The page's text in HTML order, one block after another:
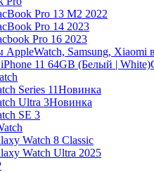
Pro 13 M2 2022
Pro 14 2023
Pro 16 2023
Series 11Новинка
Ultra 3Новинка
SE 3
Watch 8 Classic
Watch Ultra 2025